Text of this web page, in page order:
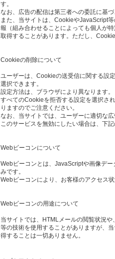
す。
なお、広告の配信は第三者への委託に基
また、当サイトは、CookieやJavaScript
報（組み合わせることによっても個人が
取得することがあります。ただし、
Cookieの削除について
ユーザーは、Cookieの送受信に関する設
選択できます。
設定方法は、ブラウザにより異なります
すべてのCookieを拒否する設定を選択さ
りますのでご注意ください。
なお、当サイトでは、ユーザーに適切な
このサービスを無効にしたい場合は、下
Webビーコンについて
Webビーコンとは、JavaScriptや画像デ
みです。
Webビーコンにより、お客様のアクセス
Webビーコンの用途について
当サイトでは、HTMLメールの閲覧状況
等の技術を使用することがありますが、
得することは一切ありません。